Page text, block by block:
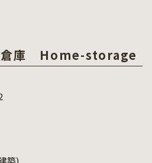
倉庫 Home-storage
築)